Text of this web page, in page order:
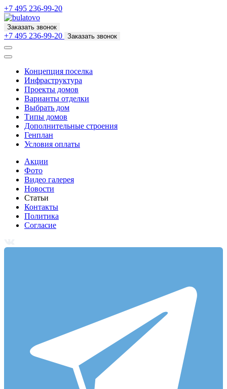
+7 495 236-99-20
Заказать звонок
+7 495 236-99-20 Заказать звонок
Концепция поселка
Инфраструктура
Проекты домов
Варианты отделки
Выбрать дом
Типы домов
Дополнительные строения
Генплан
Условия оплаты
Акции
Фото
Видео галерея
Новости
Статьи
Контакты
Политика
Согласие